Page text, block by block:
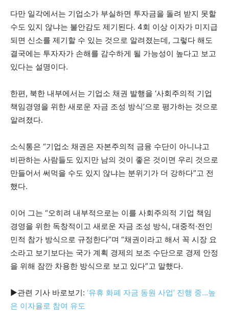
다만 일각에서는 기업소가 부실하면 투자금을 돌려 받지 못할
수도 있지 않냐는 불안감도 제기된다. 4회 이상 이자가 미지급
되면 신소를 제기할 수 있는 것으로 알려졌는데, 그렇다 해도
결국에는 투자자가 손해를 감수하게 될 가능성이 높다고 보고
있다는 설명이다.
한편, 북한 내부에서는 기업소 채권 발행을 ‘사회주의적 기업
책임경영을 위한 새로운 자금 조성 방식’으로 평가하는 것으로
알려졌다.
소식통은 “기업소 채권은 자본주의적 금융 수단이 아니냐고
비판하는 사람들도 있지만 남의 것이 좋은 것이면 우리 것으로
만들어서 써먹을 수도 있지 않냐는 분위기가 더 강하다”고 전
했다.
이어 그는 “오히려 내부적으로는 이를 사회주의적 기업 책임
경영을 위한 독창적이고 새로운 자금 조성 방식, 대중적·전인
민적 참가 방식으로 규정한다”며 “채권이라고 해서 꼭 시장 요
소라고 보기보다는 국가 계획 경제의 보조 수단으로 경제 안정
을 위해 잠깐 차용한 방식으로 보고 있다”고 말했다.
▶관련 기사 바로보기: ‘유휴 화폐 자금 동원 사업’ 진행 중…높
은 이자율로 참여 유도